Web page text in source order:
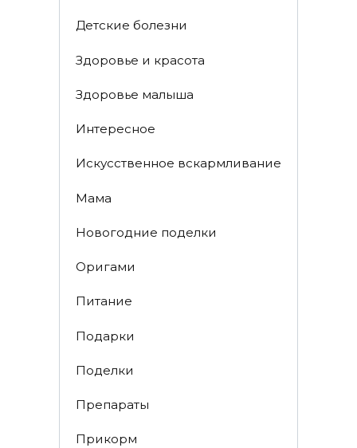
Детские болезни
Здоровье и красота
Здоровье малыша
Интересное
Искусственное вскармливание
Мама
Новогодние поделки
Оригами
Питание
Подарки
Поделки
Препараты
Прикорм